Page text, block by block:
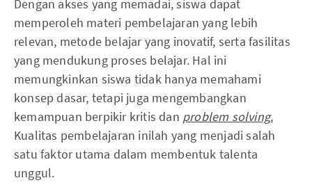
Dengan akses yang memadai, siswa dapat
memperoleh materi pembelajaran yang lebih
relevan, metode belajar yang inovatif, serta fasilitas
yang mendukung proses belajar. Hal ini
memungkinkan siswa tidak hanya memahami
konsep dasar, tetapi juga mengembangkan
kemampuan berpikir kritis dan problem solving.
Kualitas pembelajaran inilah yang menjadi salah
satu faktor utama dalam membentuk talenta
unggul.